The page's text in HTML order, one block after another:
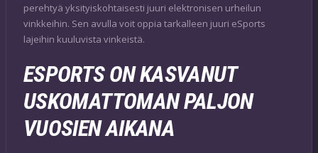
perehtyä yksityiskohtaisesti juuri elektronisen urheilun
vinkkeihin. Sen avulla voit oppia tarkalleen juuri eSports
lajeihin kuuluvista vinkeistä.
ESPORTS ON KASVANUT
USKOMATTOMAN PALJON
VUOSIEN AIKANA